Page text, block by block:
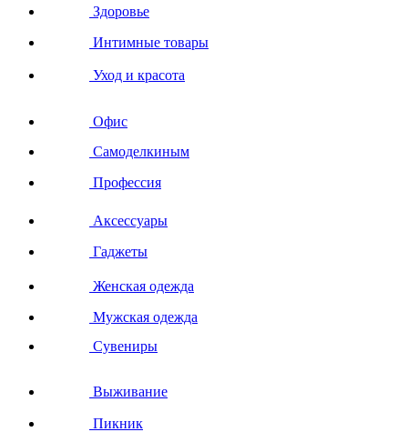
Здоровье
Интимные товары
Уход и красота
Офис
Самоделкиным
Профессия
Аксессуары
Гаджеты
Женская одежда
Мужская одежда
Сувениры
Выживание
Пикник